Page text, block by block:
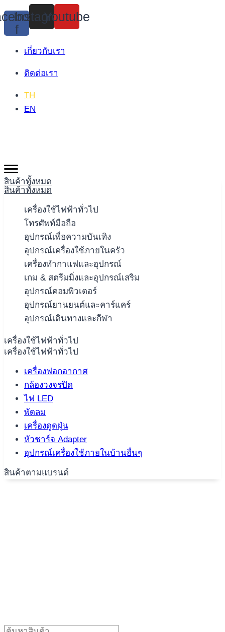
Skip
to
content
f
Instagram
Youtube
เกี่ยวกับเรา
ติดต่อเรา
TH
EN
สินค้าทั้งหมด
สินค้าทั้งหมด
เครื่องใช้ไฟฟ้าทั่วไป
โทรศัพท์มือถือ
อุปกรณ์เพื่อความบันเทิง
อุปกรณ์เครื่องใช้ภายในครัว
เครื่องทำกาแฟและอุปกรณ์
เกม & สตรีมมิ่งและอุปกรณ์เสริม
อุปกรณ์คอมพิวเตอร์
อุปกรณ์ยานยนต์และคาร์แคร์
อุปกรณ์เดินทางและกีฬา
เครื่องใช้ไฟฟ้าทั่วไป
เครื่องใช้ไฟฟ้าทั่วไป
เครื่องฟอกอากาศ
กล้องวงจรปิด
ไฟ LED
พัดลม
เครื่องดูดฝุ่น
หัวชาร์จ Adapter
อุปกรณ์เครื่องใช้ภายในบ้านอื่นๆ
สินค้าตามแบรนด์